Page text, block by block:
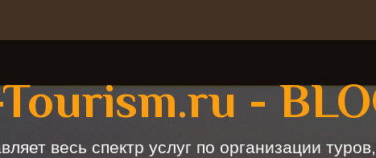
-
весь спектр услуг по организации